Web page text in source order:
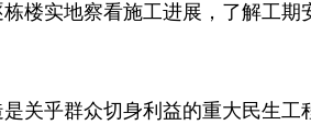
楼实地察看施工进展，了解工
关乎群众切身利益的重大民生